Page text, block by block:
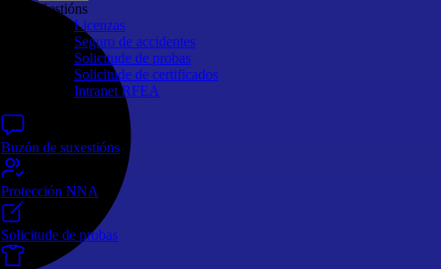
Xestións
Licenzas
Seguro de accidentes
Solicitude de probas
Solicitude de certificados
Intranet RFEA
Buzón de suxestións
Protección NNA
Solicitude de probas